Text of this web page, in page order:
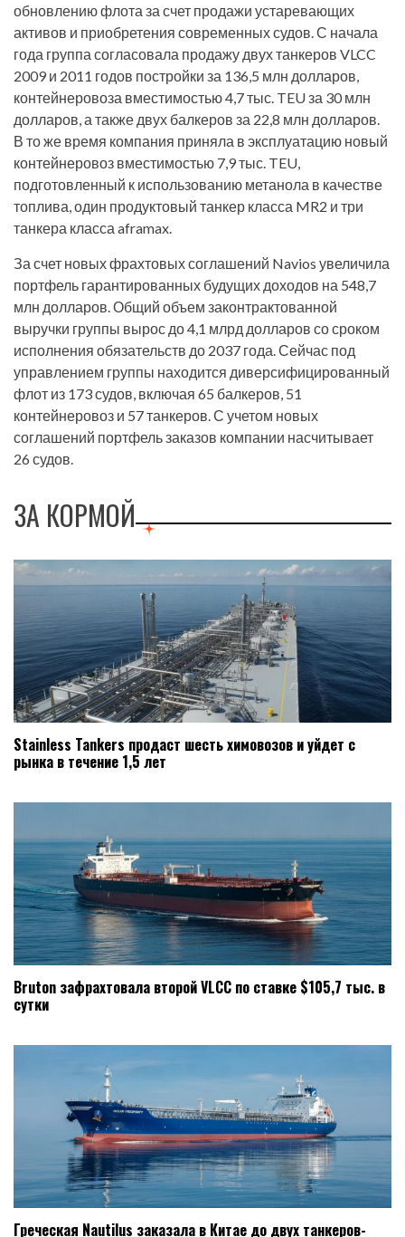
обновлению флота за счет продажи устаревающих
активов и приобретения современных судов. С начала
года группа согласовала продажу двух танкеров VLCC
2009 и 2011 годов постройки за 136,5 млн долларов,
контейнеровоза вместимостью 4,7 тыс. TEU за 30 млн
долларов, а также двух балкеров за 22,8 млн долларов.
В то же время компания приняла в эксплуатацию новый
контейнеровоз вместимостью 7,9 тыс. TEU,
подготовленный к использованию метанола в качестве
топлива, один продуктовый танкер класса MR2 и три
танкера класса aframax.
За счет новых фрахтовых соглашений Navios увеличила
портфель гарантированных будущих доходов на 548,7
млн долларов. Общий объем законтрактованной
выручки группы вырос до 4,1 млрд долларов со сроком
исполнения обязательств до 2037 года. Сейчас под
управлением группы находится диверсифицированный
флот из 173 судов, включая 65 балкеров, 51
контейнеровоз и 57 танкеров. С учетом новых
соглашений портфель заказов компании насчитывает
26 судов.
ЗА КОРМОЙ
Stainless Tankers продаст шесть химовозов и уйдет с
рынка в течение 1,5 лет
Bruton зафрахтовала второй VLCC по ставке $105,7 тыс. в
сутки
Греческая Nautilus заказала в Китае до двух танкеров-